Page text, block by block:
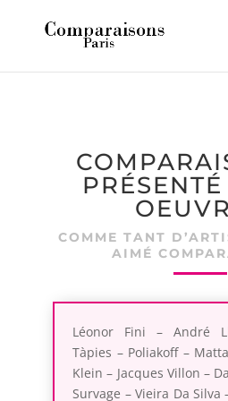
COMME TANT
AIMÉ
Léonor Fini – André
Tàpies – Poliakoff –
Klein – Jacques Villon –
Survage – Vieira Da Silva